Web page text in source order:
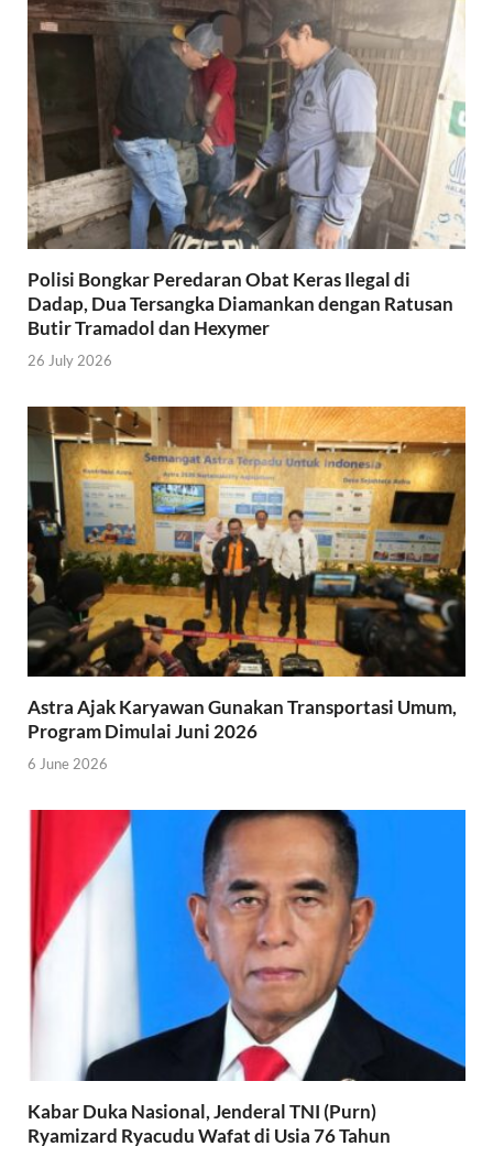
Polisi Bongkar Peredaran Obat Keras Ilegal di
Dadap, Dua Tersangka Diamankan dengan Ratusan
Butir Tramadol dan Hexymer
26 July 2026
Astra Ajak Karyawan Gunakan Transportasi Umum,
Program Dimulai Juni 2026
6 June 2026
Kabar Duka Nasional, Jenderal TNI (Purn)
Ryamizard Ryacudu Wafat di Usia 76 Tahun